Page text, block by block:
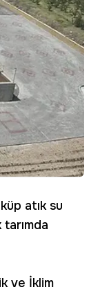
atık su
ve İklim